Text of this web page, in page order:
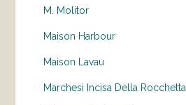
M. Molitor
Maison Harbour
Maison Lavau
Marchesi Incisa Della Rocchetta